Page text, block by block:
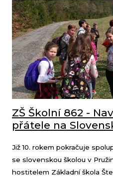
ZŠ Školní 862 -
přátele na
Již 10. rokem pokračuje
se slovenskou školou v
hostitelem Základní škola